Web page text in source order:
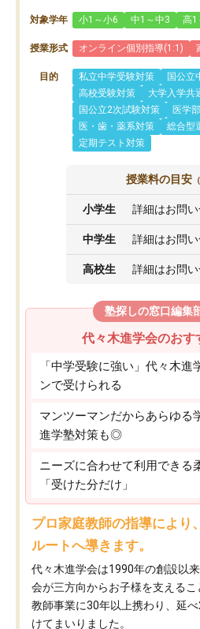
対象学年 小1～小6 中1～中3 高1
授業形式 オンライン個別指導(1:1)
目的 私立中学受験対策
国公立
高校受験対策
大学入学共
国公立2次試験対策
医学
医・歯・薬系対策
総合型
定期テスト対策
授業料の目安
小学生 詳細はお問
中学生 詳細はお問
高校生 詳細はお問
塾探しの窓口編集
代々木進学会のおす
「中学受験に強い」代々木
ンで受けられる
マンツーマンだからあらゆる
進学塾対策も◎
ニーズに合わせて利用できる
「受けた分だけ」
プロ家庭教師の指導により
ルートへ導きます。
代々木進学会は1990年の創設以
会が三方向からお子様を支える
教師事業に30年以上携わり、延
けてまいりました。